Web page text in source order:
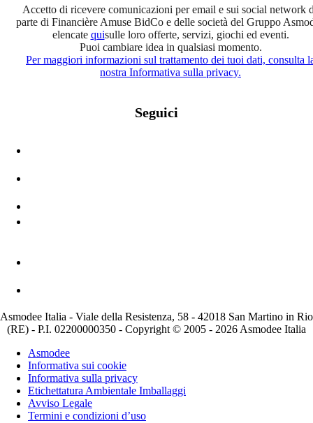
Accetto di ricevere comunicazioni per email e sui social network
parte di Financière Amuse BidCo e delle società del Gruppo
elencate quisulle loro offerte, servizi, giochi ed eventi.
Puoi cambiare idea in qualsiasi momento.
Per maggiori informazioni sul trattamento dei tuoi dati, consulta
nostra Informativa sulla privacy.
Seguici
Asmodee Italia - Viale della Resistenza, 58 - 42018 San Martino in Rio
(RE) - P.I. 02200000350 - Copyright © 2005 - 2026 Asmodee Italia
Asmodee
Informativa sui cookie
Informativa sulla privacy
Etichettatura Ambientale Imballaggi
Avviso Legale
Termini e condizioni d’uso